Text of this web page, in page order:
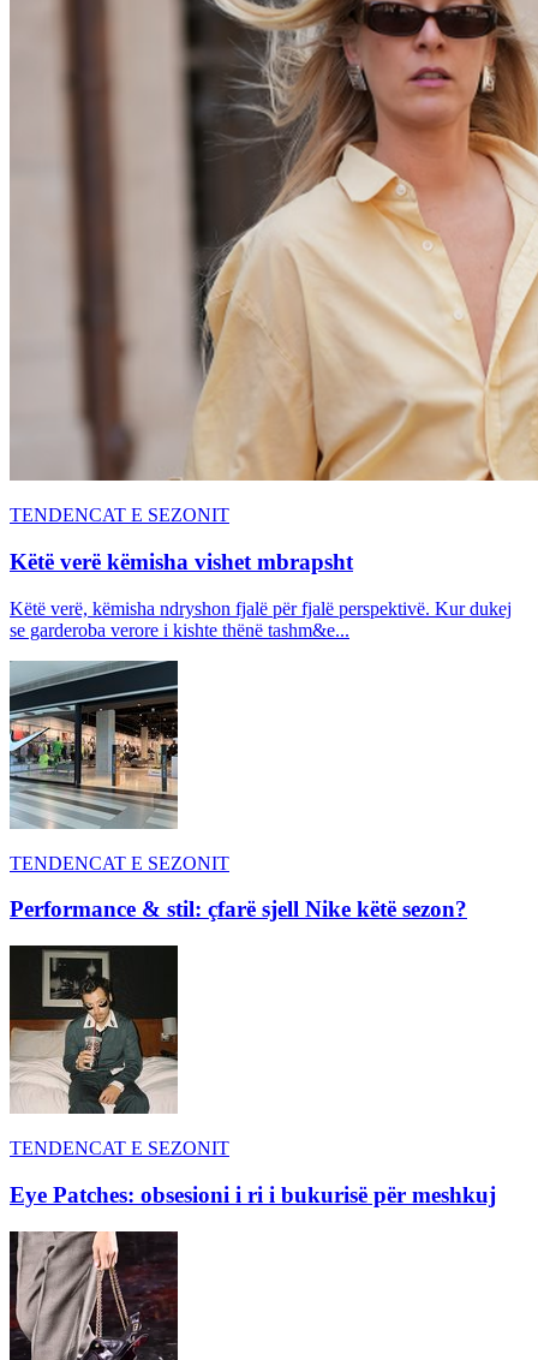
TENDENCAT E SEZONIT
Këtë verë këmisha vishet mbrapsht
Këtë verë, këmisha ndryshon fjalë për fjalë perspektivë. Kur dukej
se garderoba verore i kishte thënë tashm&e...
TENDENCAT E SEZONIT
Performance & stil: çfarë sjell Nike këtë sezon?
TENDENCAT E SEZONIT
Eye Patches: obsesioni i ri i bukurisë për meshkuj